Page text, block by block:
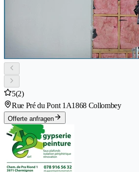
5(2)
Rue Pré du Pont 1A1868 Collombey
Offerte anfragen